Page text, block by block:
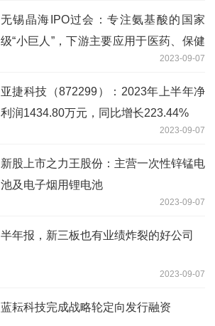
无锡晶海IPO过会：专注氨基酸的国家
级“小巨人”，下游主要应用于医药、保健
2023-09-07
亚捷科技（872299）：2023年上半年净
利润1434.80万元，同比增长223.44%
2023-09-07
新股上市之力王股份：主营一次性锌锰电
池及电子烟用锂电池
2023-09-07
半年报，新三板也有业绩炸裂的好公司
2023-09-07
蓝耘科技完成战略轮定向发行融资